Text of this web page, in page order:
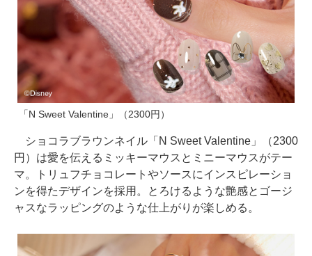
「N Sweet Valentine」（2300円）
ショコラブラウンネイル「N Sweet Valentine」（2300
円）は愛を伝えるミッキーマウスとミニーマウスがテー
マ。トリュフチョコレートやソースにインスピレーショ
ンを得たデザインを採用。とろけるような艶感とゴージ
ャスなラッピングのような仕上がりが楽しめる。